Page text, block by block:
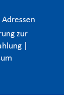
zur